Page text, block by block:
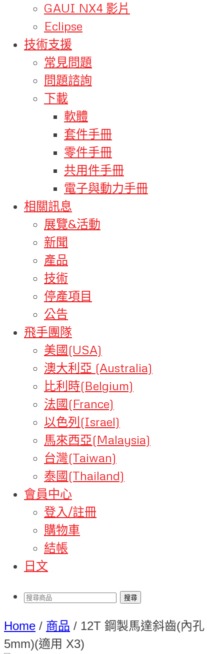
GAUI NX4 影片
Eclipse
技術支援
常見問題
問題諮詢
下載
軟體
套件手冊
零件手冊
共用件手冊
電子與動力手冊
相關訊息
展覽&活動
新聞
產品
技術
停產項目
公告
飛手團隊
美國(USA)
澳大利亞 (Australia)
比利時(Belgium)
法國(France)
以色列(Israel)
馬來西亞(Malaysia)
台灣(Taiwan)
泰國(Thailand)
會員中心
登入/註冊
購物車
結帳
日文
Home / 商品 / 12T 鋼製馬達斜齒(內孔
5mm)(適用 X3)